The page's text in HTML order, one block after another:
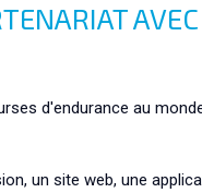
d'endurance au
un site web, une